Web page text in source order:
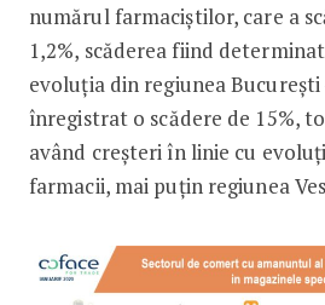
numărul farmaciștilor, care a
1,2%, scăderea fiind
evoluția din regiunea București
înregistrat o scădere de 15%,
având creșteri în linie cu
farmacii, mai puțin regiunea